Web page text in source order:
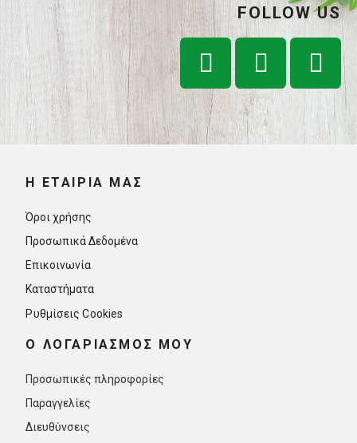
FOLLOW US
Η ΕΤΑΙΡΊΑ ΜΑΣ
Όροι χρήσης
Προσωπικά Δεδομένα
Επικοινωνία
Καταστήματα
Ρυθμίσεις Cookies
O ΛΟΓΑΡΙΑΣΜΟΣ ΜΟΥ
Προσωπικές πληροφορίες
Παραγγελίες
Διευθύνσεις